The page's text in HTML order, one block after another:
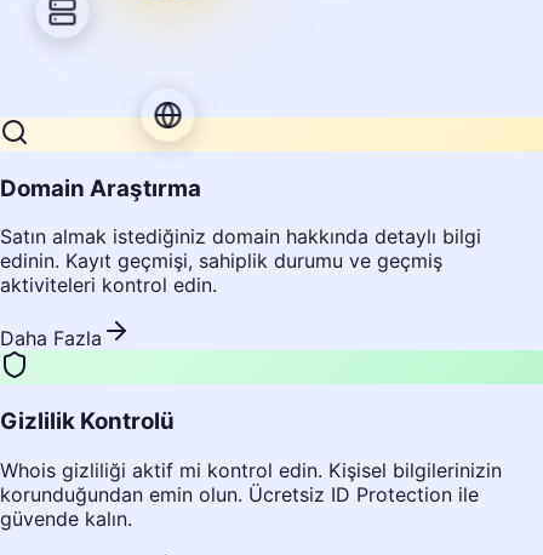
Domain Araştırma
Satın almak istediğiniz domain hakkında detaylı bilgi
edinin. Kayıt geçmişi, sahiplik durumu ve geçmiş
aktiviteleri kontrol edin.
Daha Fazla
Gizlilik Kontrolü
Whois gizliliği aktif mi kontrol edin. Kişisel bilgilerinizin
korunduğundan emin olun. Ücretsiz ID Protection ile
güvende kalın.